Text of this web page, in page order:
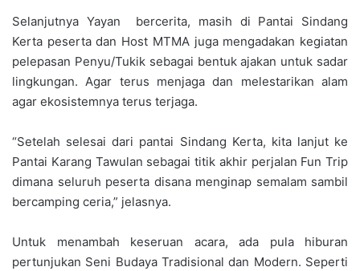
Selanjutnya Yayan bercerita, masih di Pantai Sindang
Kerta peserta dan Host MTMA juga mengadakan kegiatan
pelepasan Penyu/Tukik sebagai bentuk ajakan untuk sadar
lingkungan. Agar terus menjaga dan melestarikan alam
agar ekosistemnya terus terjaga.
“Setelah selesai dari pantai Sindang Kerta, kita lanjut ke
Pantai Karang Tawulan sebagai titik akhir perjalan Fun Trip
dimana seluruh peserta disana menginap semalam sambil
bercamping ceria,” jelasnya.
Untuk menambah keseruan acara, ada pula hiburan
pertunjukan Seni Budaya Tradisional dan Modern. Seperti